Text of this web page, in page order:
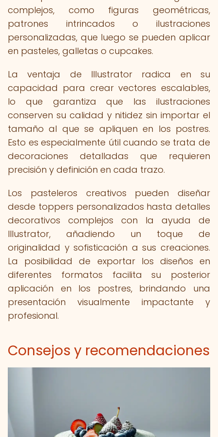
complejos, como figuras geométricas,
patrones intrincados o ilustraciones
personalizadas, que luego se pueden aplicar
en pasteles, galletas o cupcakes.
La ventaja de Illustrator radica en su
capacidad para crear vectores escalables,
lo que garantiza que las ilustraciones
conserven su calidad y nitidez sin importar el
tamaño al que se apliquen en los postres.
Esto es especialmente útil cuando se trata de
decoraciones detalladas que requieren
precisión y definición en cada trazo.
Los pasteleros creativos pueden diseñar
desde toppers personalizados hasta detalles
decorativos complejos con la ayuda de
Illustrator, añadiendo un toque de
originalidad y sofisticación a sus creaciones.
La posibilidad de exportar los diseños en
diferentes formatos facilita su posterior
aplicación en los postres, brindando una
presentación visualmente impactante y
profesional.
Consejos y recomendaciones